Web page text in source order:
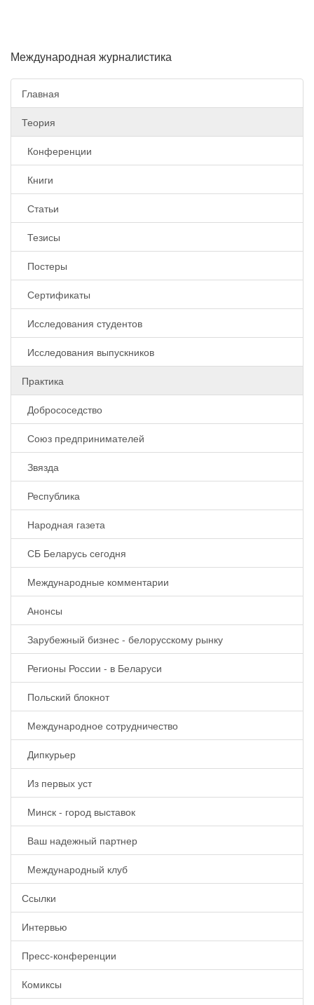
Международная журналистика
Главная
Теория
Конференции
Книги
Статьи
Тезисы
Постеры
Сертификаты
Исследования студентов
Исследования выпускников
Практика
Добрососедство
Союз предпринимателей
Звязда
Республика
Народная газета
СБ Беларусь сегодня
Международные комментарии
Анонсы
Зарубежный бизнес - белорусскому рынку
Регионы России - в Беларуси
Польский блокнот
Международное сотрудничество
Дипкурьер
Из первых уст
Минск - город выставок
Ваш надежный партнер
Международный клуб
Ссылки
Интервью
Пресс-конференции
Комиксы